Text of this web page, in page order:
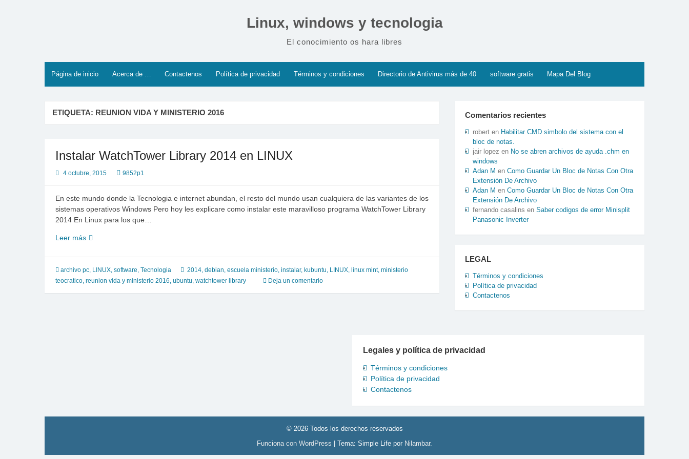
Linux, windows y tecnologia
El conocimiento os hara libres
Página de inicio Acerca de … Contactenos Política de privacidad Términos y condiciones Directorio de Antivirus más de 40 software gratis Mapa Del Blog
ETIQUETA: REUNION VIDA Y MINISTERIO 2016
Instalar WatchTower Library 2014 en LINUX
4 octubre, 2015 9852p1
En este mundo donde la Tecnologia e internet abundan, el resto del mundo usan cualquiera de las variantes de los
sistemas operativos Windows Pero hoy les explicare como instalar este maravilloso programa WatchTower Library
2014 En Linux para los que…
Leer másInstalar
2014
en
archivo pc, LINUX, software, Tecnologia 2014, debian, escuela ministerio, instalar, kubuntu, LINUX, linux mint, ministerio
teocratico, reunion vida y ministerio 2016, ubuntu, watchtower library Deja un comentario
Comentarios recientes
roberten Habilitar CMD simbolo del sistema con el
bloc de notas.
jair lopez en No se abren archivos de ayuda .chm en
windows
Adan M en Como Guardar Un Bloc de Notas Con Otra
Extensión De Archivo
Adan M en Como Guardar Un Bloc de Notas Con Otra
Extensión De Archivo
fernando casalins en Saber codigos de error Minisplit
Panasonic Inverter
LEGAL
Términos y condiciones
Política de privacidad
Contactenos
Legales y política de privacidad
Términos y condiciones
Política de privacidad
Contactenos
© 2026 Todos los derechos reservados
Funciona con WordPress
Tema: Simple Life por Nilambar.